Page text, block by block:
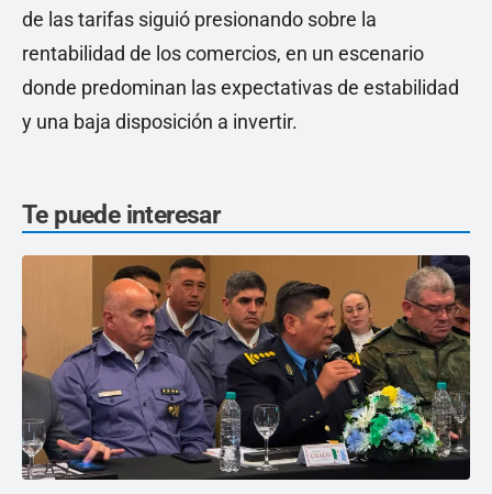
de las tarifas siguió presionando sobre la
rentabilidad de los comercios, en un escenario
donde predominan las expectativas de estabilidad
y una baja disposición a invertir.
Te puede interesar